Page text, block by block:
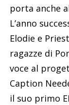
porta anche
L’anno
Elodie e
ragazze di
voce al
Caption
il suo primo